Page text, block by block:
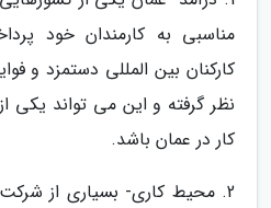
مناسبی به کارمندان خود
کارکنان بین المللی دستمزد و
نظر گرفته و این می تواند
کار در عمان باشد.
2. محیط کاری- بسیاری از